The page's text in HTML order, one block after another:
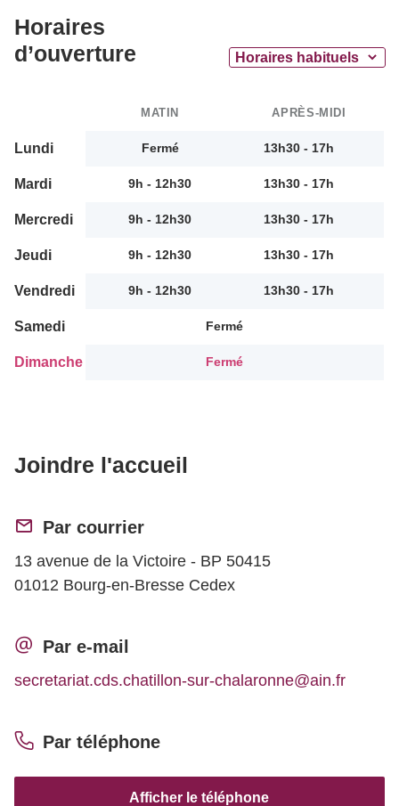
Horaires
d’ouverture
MATIN APRÈS-MIDI
Lundi Fermé 13h30 - 17h
Mardi 9h - 12h30 13h30 - 17h
Mercredi 9h - 12h30 13h30 - 17h
Jeudi 9h - 12h30 13h30 - 17h
Vendredi 9h - 12h30 13h30 - 17h
Samedi Fermé
Dimanche Fermé
Joindre l'accueil
Par courrier
13 avenue de la Victoire - BP 50415
01012 Bourg-en-Bresse Cedex
Par téléphone
Afficher le téléphone
Par e-mail
secretariat.cds.chatillon-sur-chalaronne@ain.fr